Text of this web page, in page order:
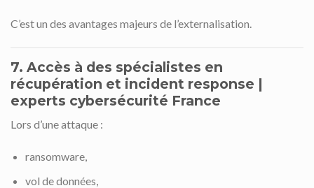
C’est un des avantages majeurs de l’externalisation.
7. Accès à des spécialistes en
récupération et incident response |
experts cybersécurité France
Lors d’une attaque :
ransomware,
vol de données,